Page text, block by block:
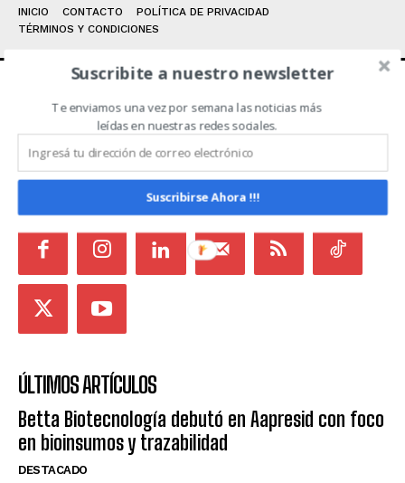
INICIO CONTACTO
POLÍTICA DE PRIVACIDAD
TÉRMINOS Y CONDICIONES
ACERCA DE NOSOTROS
Noticias de Campo es un medio independiente
focalizado en Redes Sociales que intenta aglutinar
todas las noticias del sector en un sólo lugar.
ÚLTIMOS ARTÍCULOS
Betta Biotecnología debutó en Aapresid con foco
en bioinsumos y trazabilidad
DESTACADO
Suscribite a nuestro newsletter
Te enviamos una vez por semana las noticias más
leídas en nuestras redes sociales.
Suscribirse Ahora !!!